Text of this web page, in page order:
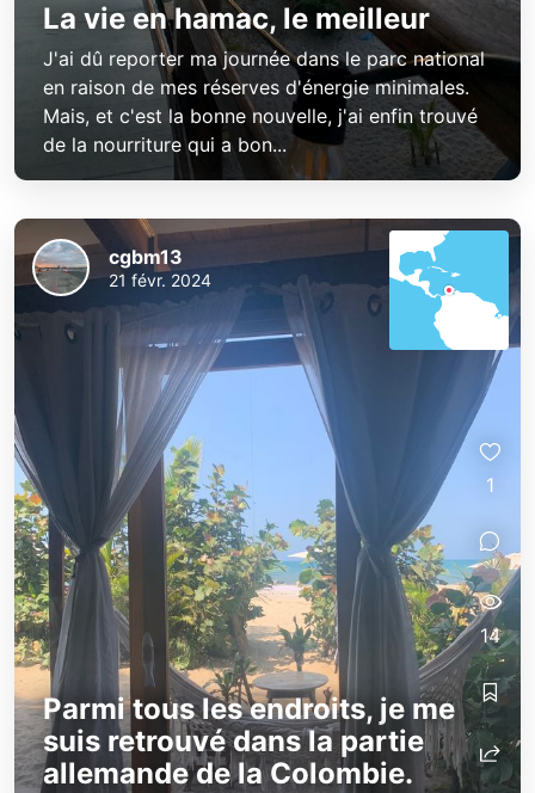
La vie en hamac, le meilleur
J'ai dû reporter ma journée dans le parc national
en raison de mes réserves d'énergie minimales.
Mais, et c'est la bonne nouvelle, j'ai enfin trouvé
de la nourriture qui a bon...
Parmi tous les endroits, je me
suis retrouvé dans la partie
allemande de la Colombie.
cgbm13
21 févr. 2024
1
14